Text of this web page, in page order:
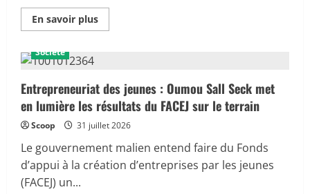
En savoir plusEn
savoir
apporte
une
contribution
de
200
FCFA
à
la
FEMAFOOT
A la Une Actualité
Société
Entrepreneuriat des jeunes : Oumou Sall Seck met
en lumière les résultats du FACEJ sur le terrain
Scoop 31 juillet 2026
Le gouvernement malien entend faire du Fonds
d’appui à la création d’entreprises par les jeunes
(FACEJ) un...